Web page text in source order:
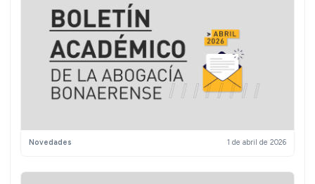
Novedades 1 de abril de 2026